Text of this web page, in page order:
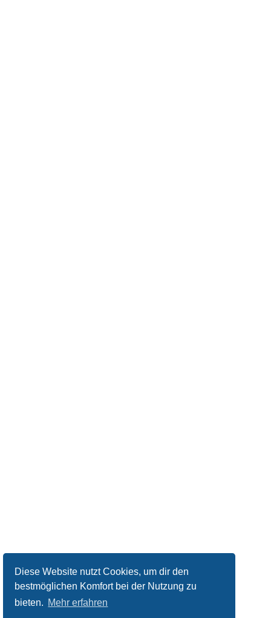
Diese Website nutzt Cookies, um dir den
bestmöglichen Komfort bei der Nutzung zu
bieten. Mehr erfahren